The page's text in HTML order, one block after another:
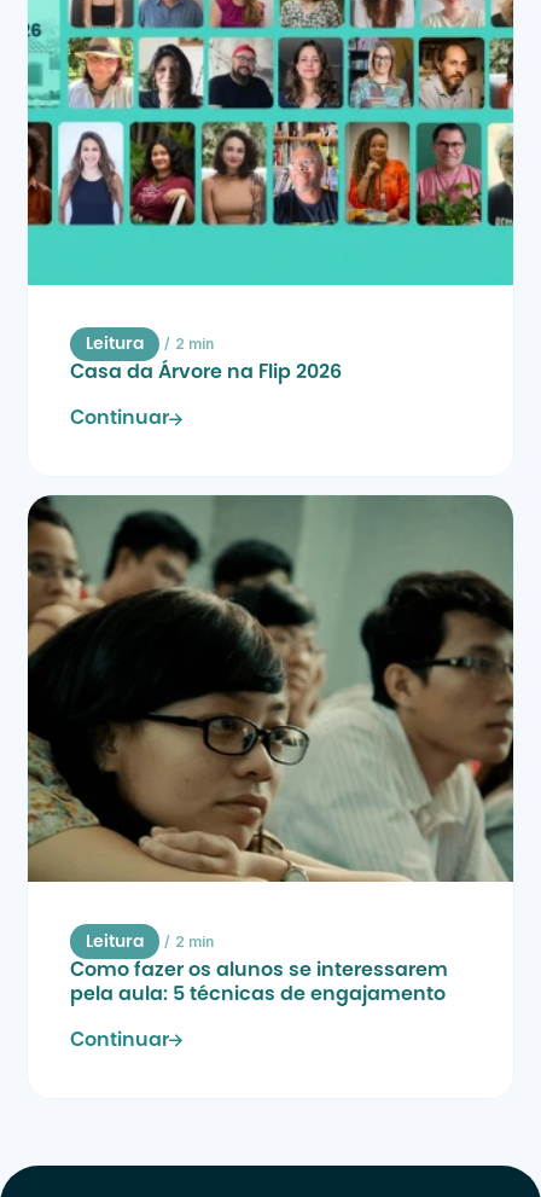
Leitura / 2 min
Casa da Árvore na Flip 2026
Continuar
Leitura / 2 min
Como fazer os alunos se interessarem
pela aula: 5 técnicas de engajamento
Continuar